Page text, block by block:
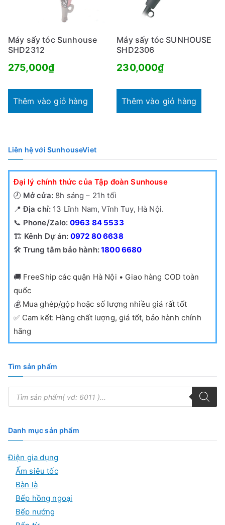
Máy sấy tóc Sunhouse
SHD2312
275,000₫
Thêm vào giỏ hàng
Máy sấy tóc SUNHOUSE
SHD2306
230,000₫
Thêm vào giỏ hàng
Liên hệ với SunhouseViet
Đại lý chính thức của Tập đoàn Sunhouse
🕗 Mở cửa:8h sáng – 21h tối
📍Địa chỉ: 13 Lĩnh Nam, Vĩnh Tuy, Hà Nội.
📞 Phone/Zalo: 0963 84 5533
🏗️ Kênh Dự án: 0972 80 6638
🛠️ Trung tâm bảo hành:1800 6680
🚚 FreeShip các quận Hà Nội • Giao hàng COD toàn
quốc
💰 Mua ghép/gộp hoặc số lượng nhiều giá rất tốt
✅ Cam kết: Hàng chất lượng, giá tốt, bảo hành chính
hãng
Tìm sản phẩm
T
m
ế
m
s
n
Danh mục sản phẩm
Điện gia dụng
Ấm siêu tốc
Bàn là
Bếp hồng ngoại
Bếp nướng